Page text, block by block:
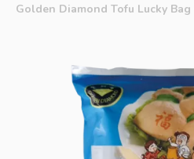
Golden Diamond Tofu Lucky